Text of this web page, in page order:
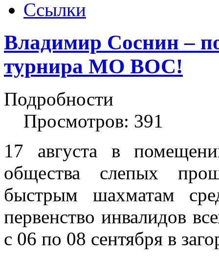
Ссылки
Владимир Соснин –
турнира МО ВОС!
Подробности
Просмотров: 391
17 августа в
общества слепых
быстрым шахматам
первенство инвалидов
с 06 по 08 сентября в